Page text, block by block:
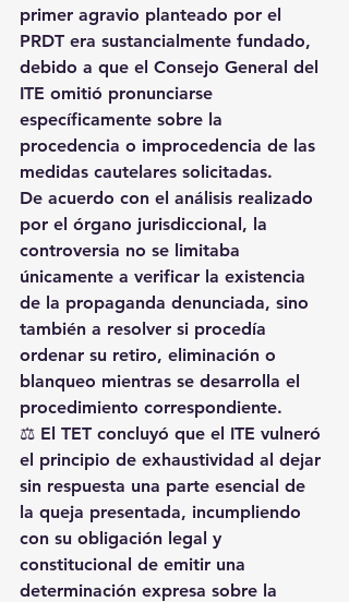
primer agravio planteado por el
PRDT era sustancialmente fundado,
debido a que el Consejo General del
ITE omitió pronunciarse
específicamente sobre la
procedencia o improcedencia de las
medidas cautelares solicitadas.
De acuerdo con el análisis realizado
por el órgano jurisdiccional, la
controversia no se limitaba
únicamente a verificar la existencia
de la propaganda denunciada, sino
también a resolver si procedía
ordenar su retiro, eliminación o
blanqueo mientras se desarrolla el
procedimiento correspondiente.
⚖️ El TET concluyó que el ITE vulneró
el principio de exhaustividad al dejar
sin respuesta una parte esencial de
la queja presentada, incumpliendo
con su obligación legal y
constitucional de emitir una
determinación expresa sobre la